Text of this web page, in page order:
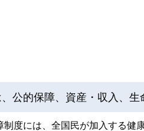
公的保障、資産・収入、生
制度には、全国民が加入する健